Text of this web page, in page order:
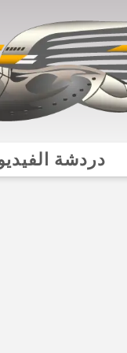
دردشة